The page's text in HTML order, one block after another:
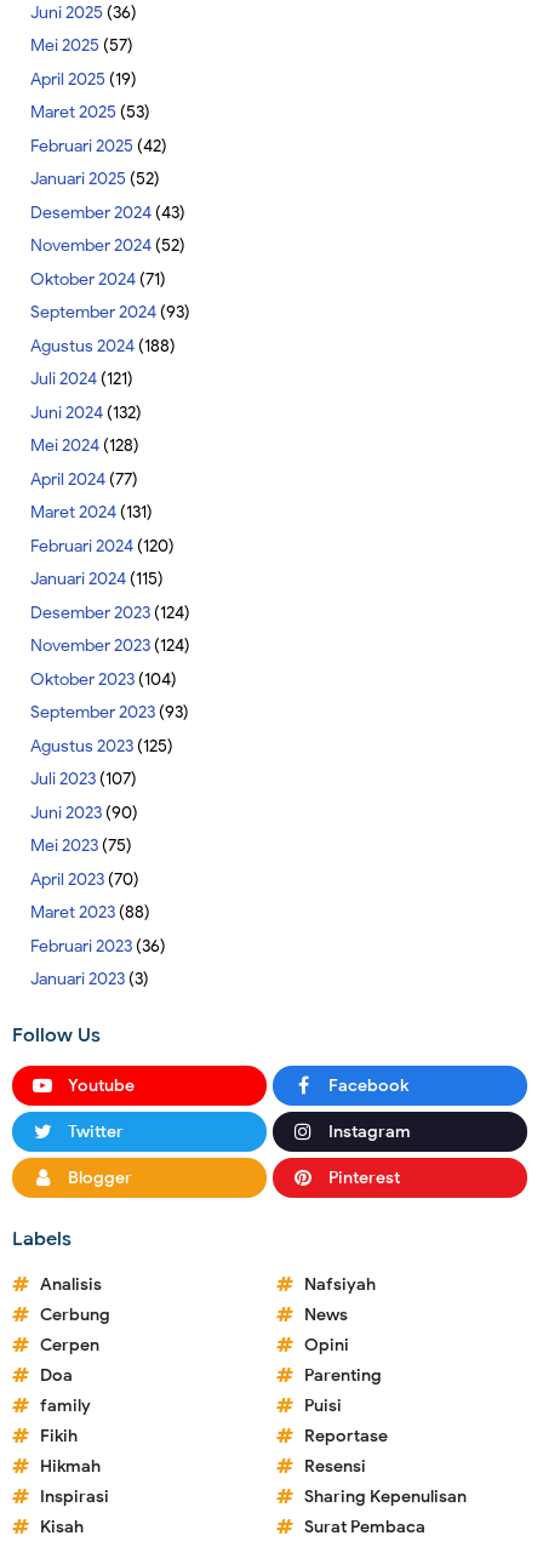
Juni 2025 (36)
Mei 2025 (57)
April 2025 (19)
Maret 2025 (53)
Februari 2025 (42)
Januari 2025 (52)
Desember 2024(43)
November 2024(52)
Oktober 2024(71)
September 2024(93)
Agustus 2024(188)
Juli 2024(121)
Juni 2024(132)
Mei 2024(128)
April 2024(77)
Maret 2024(131)
Februari 2024(120)
Januari 2024(115)
Desember 2023(124)
November 2023(124)
Oktober 2023(104)
September 2023(93)
Agustus 2023(125)
Juli 2023(107)
Juni 2023(90)
Mei 2023(75)
April 2023(70)
Maret 2023(88)
Februari 2023(36)
Januari 2023(3)
Follow Us
Youtube Facebook
Twitter Instagram
Blogger Pinterest
Labels
Analisis
Cerbung
Cerpen
Doa
family
Fikih
Hikmah
Inspirasi
Kisah
Nafsiyah
News
Opini
Parenting
Puisi
Reportase
Resensi
Sharing Kepenulisan
Surat Pembaca